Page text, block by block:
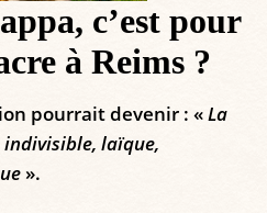
c’est pour
à Reims ?
pourrait devenir : «La
indivisible, laïque,
».